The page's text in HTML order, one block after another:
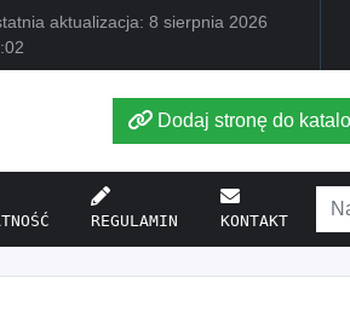
aktualizacja: 8 sierpnia 2026
Dodaj stronę do
REGULAMIN KONTAKT